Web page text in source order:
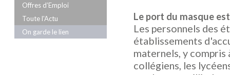
Offres d’Emploi
Toute l'Actu
On garde le lien
Le port du masque
Les personnels des
établissements
maternels, y compris
collégiens, les